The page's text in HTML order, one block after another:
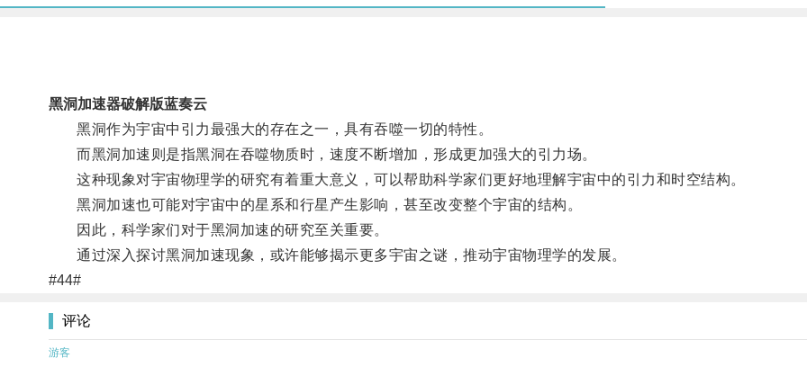
黑洞加速器破解版蓝奏云
黑洞作为宇宙中引力最强大的存在之一，具有吞噬一切的特性。
而黑洞加速则是指黑洞在吞噬物质时，速度不断增加，形成更加强大的引力场。
这种现象对宇宙物理学的研究有着重大意义，可以帮助科学家们更好地理解宇宙中的引力和时空结构。
黑洞加速也可能对宇宙中的星系和行星产生影响，甚至改变整个宇宙的结构。
因此，科学家们对于黑洞加速的研究至关重要。
通过深入探讨黑洞加速现象，或许能够揭示更多宇宙之谜，推动宇宙物理学的发展。
#44#
评论
游客